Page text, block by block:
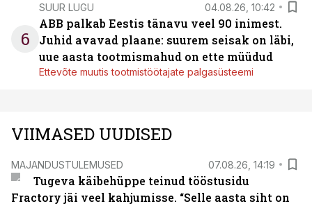
6
SUUR LUGU 04.08.26, 10:42
ABB palkab Eestis tänavu veel 90 inimest.
Juhid avavad plaane: suurem seisak on läbi,
uue aasta tootmismahud on ette müüdud
Ettevõte muutis tootmistöötajate palgasüsteemi
VIIMASED UUDISED
MAJANDUSTULEMUSED 07.08.26, 14:19
Tugeva käibehüppe teinud tööstusidu
Fractory jäi veel kahjumisse. “Selle aasta siht on